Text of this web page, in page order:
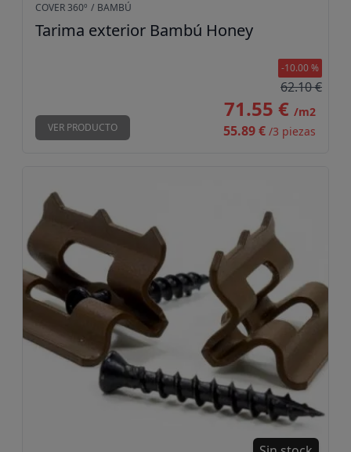
COVER 360º / BAMBÚ
Tarima exterior Bambú Honey
VER PRODUCTO
-10.00 %
62.10 €
71.55 € /m2
55.89 € /3 piezas